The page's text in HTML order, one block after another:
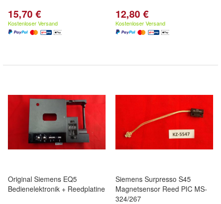
15,70 €
Kostenloser Versand
12,80 €
Kostenloser Versand
Original Siemens EQ5
Bedienelektronik + Reedplatine
Siemens Surpresso S45
Magnetsensor Reed PIC MS-
324/267